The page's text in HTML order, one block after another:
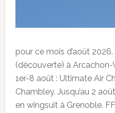
pour ce mois d’août
(découverte) à Arcachon-
1er-8 août : Ultimate Air
Chambley. Jusqu’au 2
en wingsuit à Grenoble.